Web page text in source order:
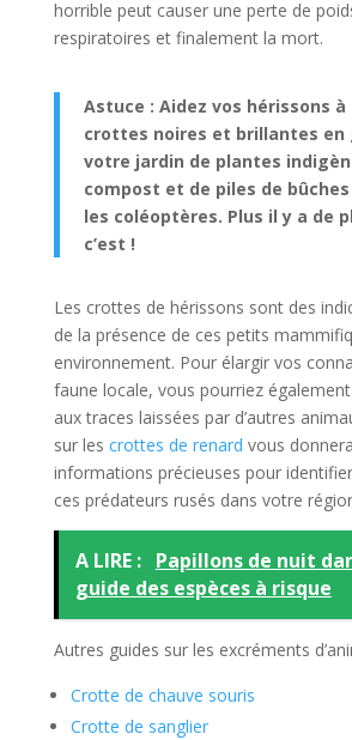
horrible peut causer une perte de
respiratoires et finalement la mort.
Astuce : Aidez vos hérissons
crottes noires et brillantes en
votre jardin de plantes
compost et de piles de
les coléoptères. Plus il y a de
c’est !
Les crottes de hérissons sont des
de la présence de ces petits
environnement. Pour élargir vos
faune locale, vous pourriez
aux traces laissées par d’autres
sur les crottes de renard vous
informations précieuses pour
ces prédateurs rusés dans votre
A LIRE : Papillons de nuit
guide des espèces à risque
Autres guides sur les excréments
Crotte de chauve souris
Crotte de sanglier